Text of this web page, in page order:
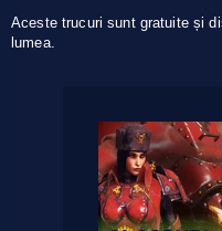
Aceste trucuri sunt gratuite și
lumea.